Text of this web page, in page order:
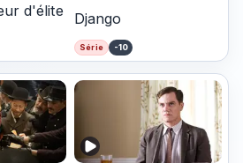
d'élite Django
Série -10